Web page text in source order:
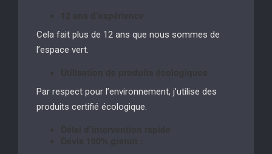
Cela fait plus de 12 ans que nous sommes de
l’espace vert.
Par respect pour l’environnement, j’utilise des
produits certifié écologique.